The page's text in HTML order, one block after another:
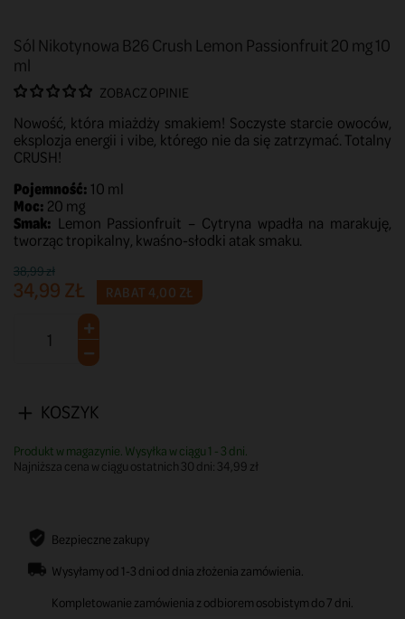
Sól Nikotynowa B26 Crush Lemon Passionfruit 20 mg 10
ml
ZOBACZ OPINIE
Nowość, która miażdży smakiem! Soczyste starcie owoców,
eksplozja energii i vibe, którego nie da się zatrzymać. Totalny
CRUSH!
Pojemność: 10 ml
Moc: 20 mg
Smak: Lemon Passionfruit – Cytryna wpadła na marakuję,
tworząc tropikalny, kwaśno-słodki atak smaku.
38,99 zł
34,99 ZŁ RABAT 4,00 ZŁ
KOSZYK
Produkt w magazynie. Wysyłka w ciągu 1 - 3 dni.
Najniższa cena w ciągu ostatnich 30 dni:34,99 zł
Bezpieczne zakupy
Wysyłamy od 1-3 dni od dnia złożenia zamówienia.
Kompletowanie zamówienia z odbiorem osobistym do 7 dni.